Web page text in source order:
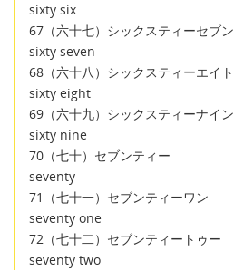
sixty six
67（六十七）シックスティーセブン
sixty seven
68（六十八）シックスティーエイト
sixty eight
69（六十九）シックスティーナイン
sixty nine
70（七十）セブンティー
seventy
71（七十一）セブンティーワン
seventy one
72（七十二）セブンティートゥー
seventy two